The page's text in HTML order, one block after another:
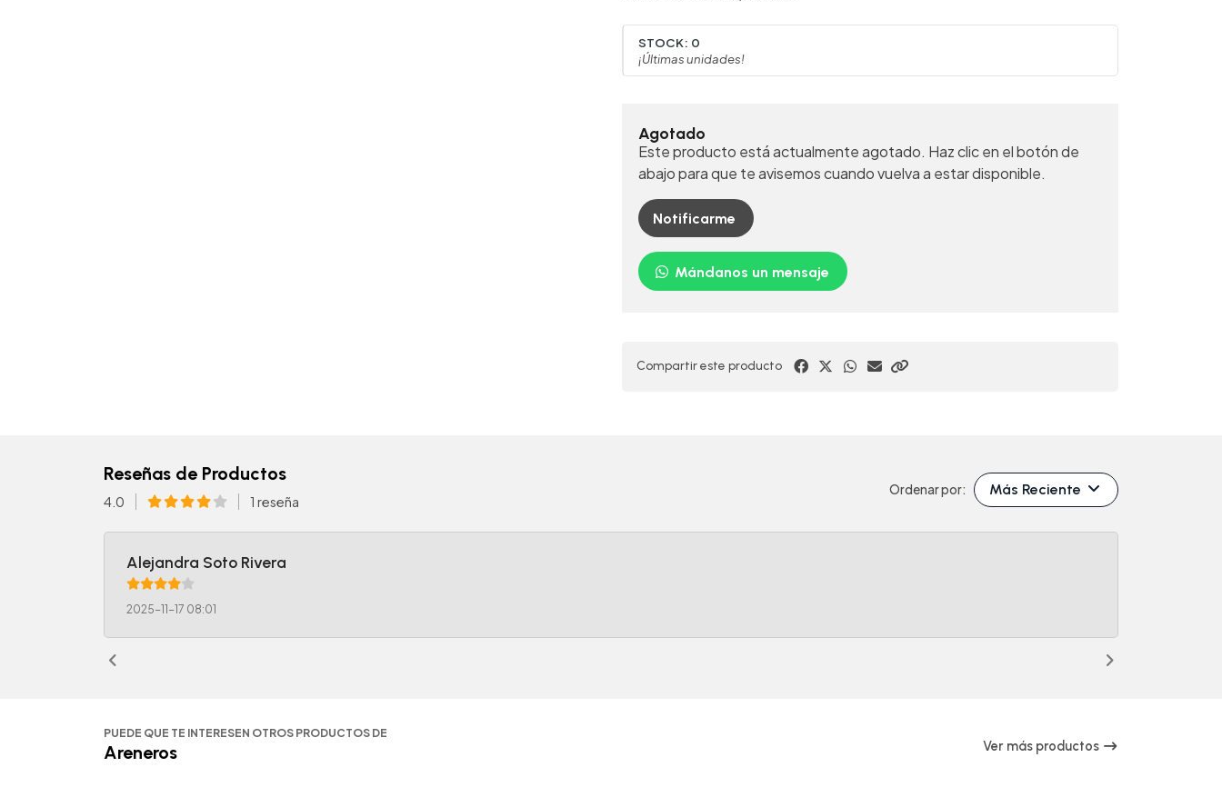
STOCK: 0
¡Últimas unidades!
Agotado
Este producto está actualmente agotado. Haz clic en el botón de
abajo para que te avisemos cuando vuelva a estar disponible.
Notificarme
Mándanos un mensaje
Compartir este producto
Reseñas de Productos
4.0 1 reseña
Ordenar por: Más Reciente
Alejandra Soto Rivera
2025-11-17 08:01
PUEDE QUE TE INTERESEN OTROS PRODUCTOS DE
Areneros Ver más productos